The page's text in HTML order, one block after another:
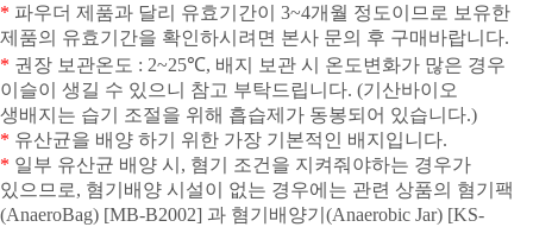
* 파우더 제품과 달리 유효기간이 3~4개월 정도이므로 보유한
제품의 유효기간을 확인하시려면 본사 문의 후 구매바랍니다.
* 권장 보관온도 : 2~25℃, 배지 보관 시 온도변화가 많은 경우
이슬이 생길 수 있으니 참고 부탁드립니다. (기산바이오
생배지는 습기 조절을 위해 흡습제가 동봉되어 있습니다.)
* 유산균을 배양 하기 위한 가장 기본적인 배지입니다.
* 일부 유산균 배양 시 , 혐기 조건을 지켜줘야하는 경우가
있으므로, 혐기배양 시설이 없는 경우에는 관련 상품의 혐기팩
(AnaeroBag) [MB-B2002] 과 혐기배양기 (Anaerobic Jar) [KS-